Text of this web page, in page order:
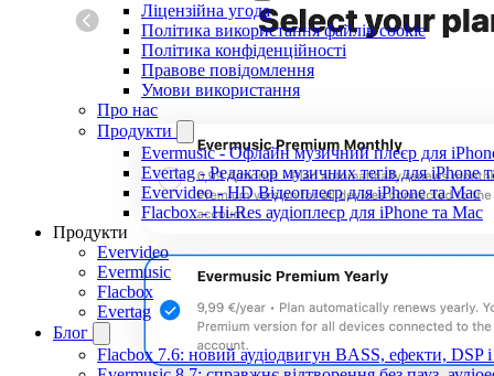
Ліцензійна угода
Політика використання файлів cookie
Політика конфіденційності
Правове повідомлення
Умови використання
Про нас
Продукти
Evermusic - Офлайн музичний плеєр для
Evertag - Редактор музичних тегів для iPhone
Evervideo - HD Відеоплеєр для iPhone та Mac
Flacbox - Hi-Res аудіоплеєр для iPhone та Mac
Продукти
Evervideo
Evermusic
Flacbox
Evertag
Блог
Flacbox 7.6: новий аудіодвигун BASS, ефекти, DSP